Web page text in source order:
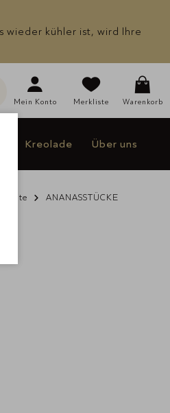
wieder kühler ist, wird Ihre
Mein Konto Merkliste Warenkorb
Kreolade Über uns
Früchte ANANASSTÜCKE